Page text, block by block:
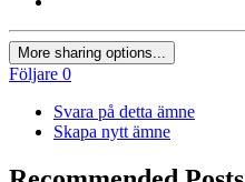
More sharing options...
Följare 0
Svara på detta ämne
Skapa nytt ämne